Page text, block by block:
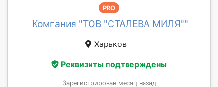
PRO
Компания "ТОВ "СТАЛЕВА МИЛЯ""
Харьков
Реквизиты подтверждены
Зарегистрирован месяц назад